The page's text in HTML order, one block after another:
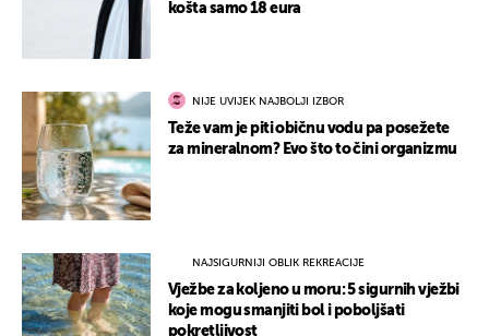
košta samo 18 eura
NIJE UVIJEK NAJBOLJI IZBOR
Teže vam je piti običnu vodu pa posežete
za mineralnom? Evo što to čini organizmu
NAJSIGURNIJI OBLIK REKREACIJE
Vježbe za koljeno u moru: 5 sigurnih vježbi
koje mogu smanjiti bol i poboljšati
pokretljivost